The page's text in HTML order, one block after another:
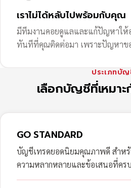
เราไม่ได้หลับไปพร้อมกับคุณ
มีทีมงานคอยดูแลและแก้ปัญหาให้
ทันทีที่คุณติดต่อมา เพราะปัญหาข
ประเภทบั
เลือกบัญชีที่เหมา
GO STANDARD
บัญชีเทรดยอดนิยมคุณภาพดี สำห
ความหลากหลายและข้อเสนอที่คร